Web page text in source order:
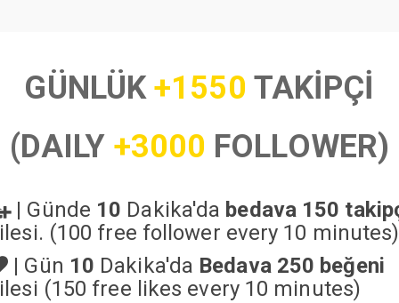
GÜNLÜK+1550 TAKİPÇİ
(DAILY +3000 FOLLOWER)
| Günde 10 Dakika'da bedava 150
(100 free follower every 10 minutes)
| Gün 10 Dakika'da Bedava 250 beğeni
(150 free likes every 10 minutes)